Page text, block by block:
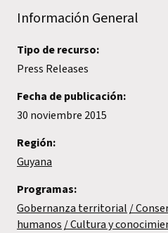
Información General
Tipo de recurso:
Press Releases
Fecha de publicación:
30 noviembre 2015
Región:
Guyana
Programas:
Gobernanza territorial
humanos Cultura y